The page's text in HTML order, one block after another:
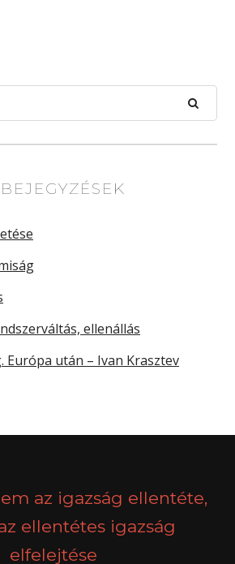
ellenállás
Európa után – Ivan Krasztev
az igazság ellentéte,
ellentétes igazság
elfelejtése